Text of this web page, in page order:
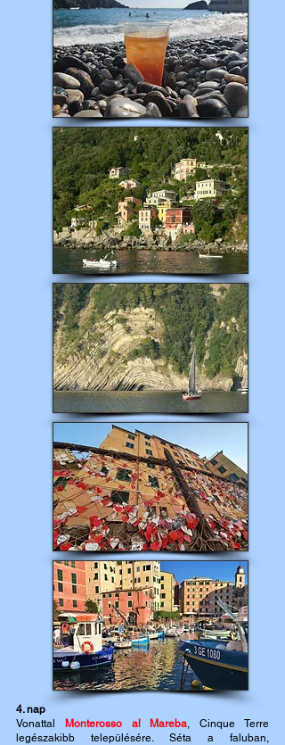
4. nap
Vonattal
Monterosso al Mareba, Cinque Terre
legészakibb településére. Séta a faluban,